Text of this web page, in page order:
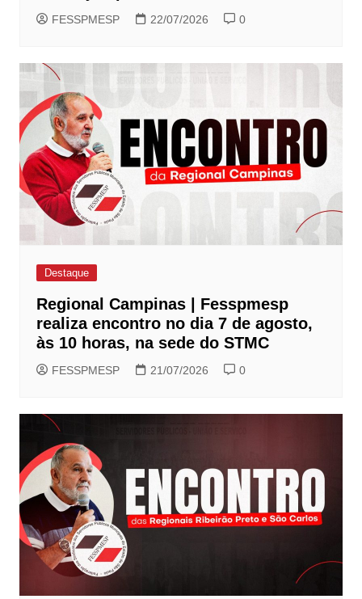
FESSPMESP 22/07/2026 0
Destaque
Regional Campinas | Fesspmesp
realiza encontro no dia 7 de agosto,
às 10 horas, na sede do STMC
FESSPMESP 21/07/2026 0